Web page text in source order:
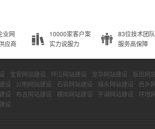
业网
应商
10000家客户案
实力说服力
83位技术团队
服务高保障
宝安网站建设 坪山网站建设 龙华网站建设 坂田网
设 公明网站建设 石岩网站建设 福永网站建设 西乡
设 布吉网站建设 横岗网站建设 平湖网站建设 坪地
设